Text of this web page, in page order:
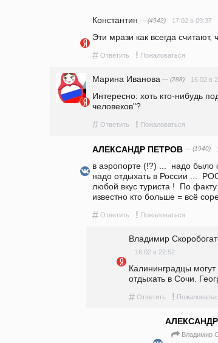
Константин — (4942) 17.02 в 09:37
Эти мрази как всегда считают,
# Ответить ! Пожаловаться
Марина Иванова — (288) 16.02 в
Интересно: хоть кто-нибудь
человеков"?
# Ответить ! Пожаловаться
АЛЕКСАНДР ПЕТРОВ — (1940)
в аэропорте (!?) ...  надо было
надо отдыхать в России ...
любой вкус туриста !  По
известно кто больше = всё
# Ответить ! Пожаловаться
Владимир
16.02 в 22:52
Калининградцы могут
отдыхать в Сочи.
# Ответить !
Владимир